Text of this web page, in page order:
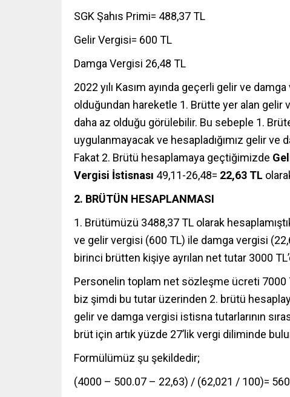
SGK Şahıs Primi= 488,37 TL
Gelir Vergisi= 600 TL
Damga Vergisi 26,48 TL
2022 yılı Kasım ayında geçerli gelir ve
olduğundan hareketle 1. Brütte yer alan gelir
daha az olduğu görülebilir. Bu sebeple 1.
uygulanmayacak ve hesapladığımız gelir
Fakat 2. Brütü hesaplamaya geçtiğimizde
Vergisi İstisnası 49,11-26,48= 22,63 TL
2. BRÜTÜN HESAPLANMASI
1. Brütümüzü 3488,37 TL olarak
ve gelir vergisi (600 TL) ile damga vergisi
birinci brütten kişiye ayrılan net tutar 3000
Personelin toplam net sözleşme ücreti 7000
biz şimdi bu tutar üzerinden 2. brütü
gelir ve damga vergisi istisna tutarlarının
brüt için artık yüzde 27’lik vergi diliminde
Formülümüz şu şekildedir;
(4000 – 500.07 – 22,63) / (62,021 / 100)=